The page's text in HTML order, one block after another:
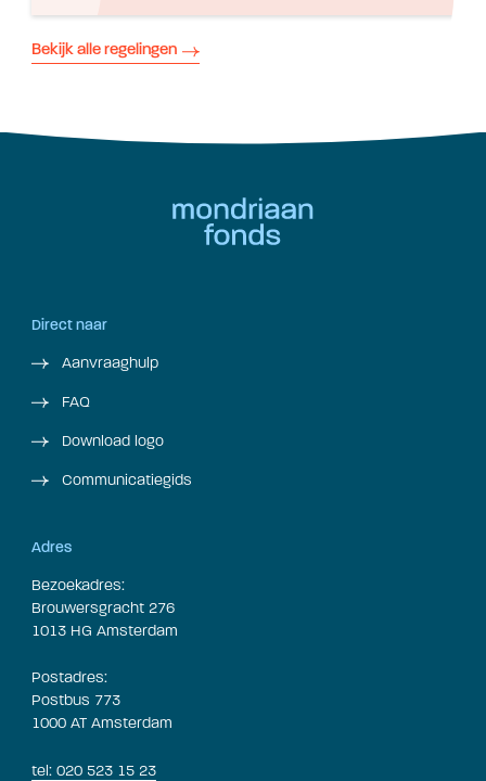
Bekijk alle regelingen
Direct naar
Aanvraaghulp
FAQ
Download logo
Communicatiegids
Adres
Bezoekadres:
Brouwersgracht 276
1013 HG Amsterdam
Postadres:
Postbus 773
1000 AT Amsterdam
tel: 020 523 15 23